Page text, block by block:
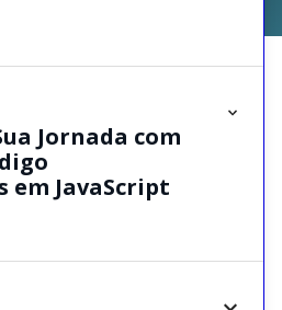
Jornada com
JavaScript